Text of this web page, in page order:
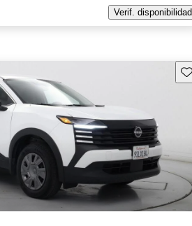
Verif. disponibilidad